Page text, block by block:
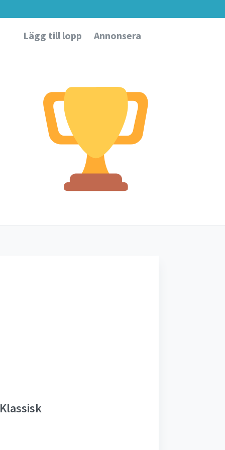
Lägg till lopp Annonsera